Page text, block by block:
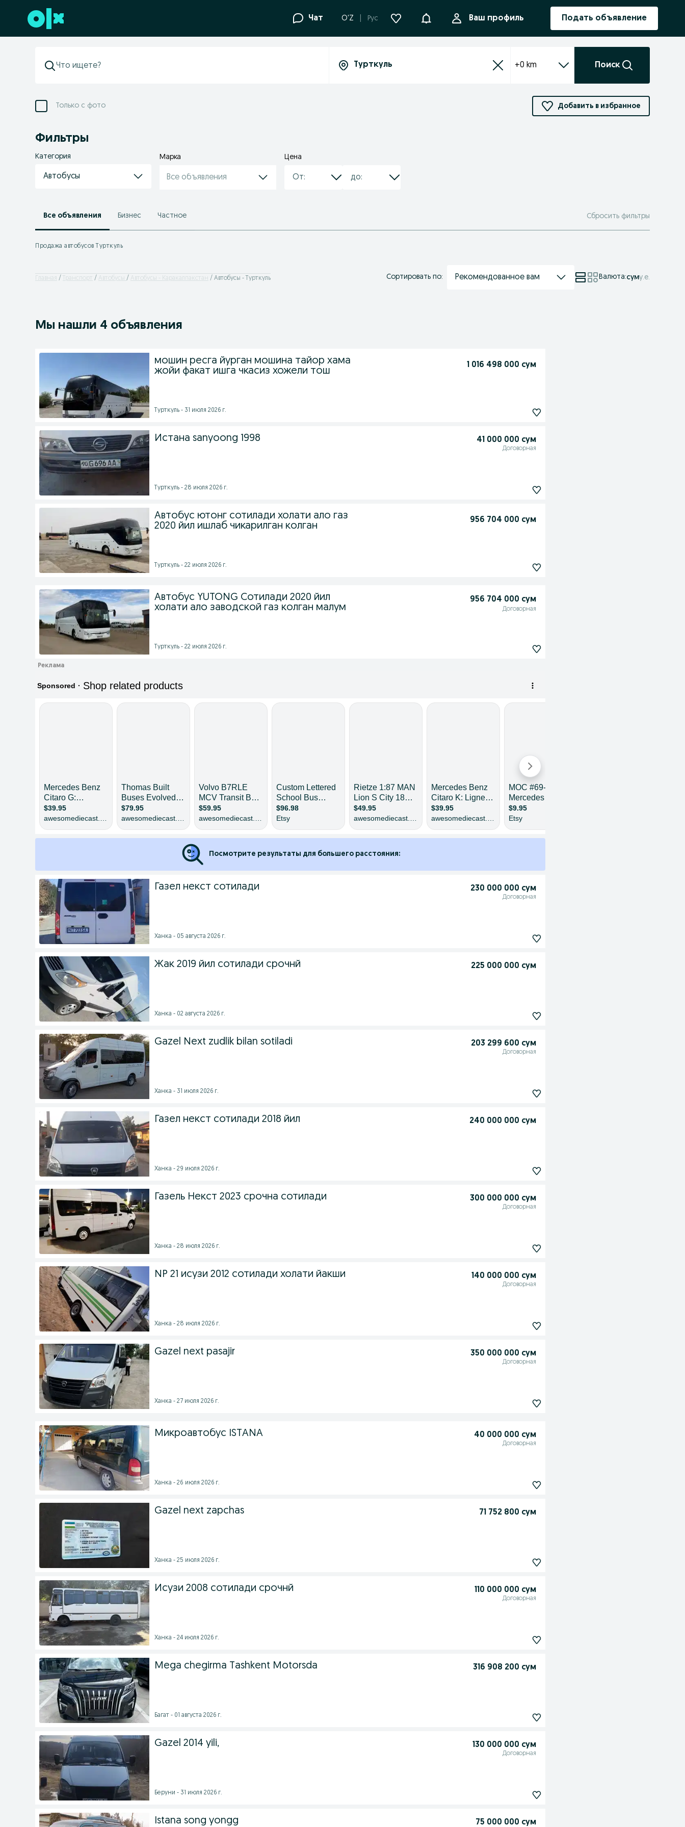
Перейти к нижнему колонтитулу Чат O'Z Рус УведомленияВаш профиль Подать объявление
+0 km Поиск
Только с фото Добавить в избранное
Фильтры
Категория
Автобусы
Марка
Все объявления
Цена
Все объявления Бизнес Частное Сбросить фильтры
Продажа автобусов Турткуль
Главная Транспорт Автобусы Автобусы - Каракалпакстан Автобусы - Турткуль Сортировать по: Рекомендованное вам Валюта:суму.е.
Мы нашли 4 объявления
мошин ресга йурган мошина тайор хама
жойи факат ишга чкасиз хожели тош
1 016 498 000 сум
Турткуль - 31 июля 2026 г.
Истана sanyoong 1998 41 000 000 сум
Договорная
Турткуль - 28 июля 2026 г.
Автобус ютонг сотилади холати ало газ
2020 йил ишлаб чикарилган колган
956 704 000 сум
Турткуль - 22 июля 2026 г.
Автобус YUTONG Сотилади 2020 йил
холати ало заводской газ колган малум
956 704 000 сум
Договорная
Турткуль - 22 июля 2026 г.
Посмотрите результаты для большего расстояния:
Газел некст сотилади 230 000 000 сум
Договорная
Ханка - 05 августа 2026 г.
Жак 2019 йил сотилади срочнй 225 000 000 сум
Ханка - 02 августа 2026 г.
Gazel Next zudlik bilan sotiladi 203 299 600 сум
Договорная
Ханка - 31 июля 2026 г.
Газел некст сотилади 2018 йил 240 000 000 сум
Ханка - 29 июля 2026 г.
Газель Некст 2023 срочна сотилади 300 000 000 сум
Договорная
Ханка - 28 июля 2026 г.
NP 21 исузи 2012 сотилади холати йакши 140 000 000 сум
Договорная
Ханка - 28 июля 2026 г.
Gazel next pasajir 350 000 000 сум
Договорная
Ханка - 27 июля 2026 г.
Микроавтобус ISTANA 40 000 000 сум
Договорная
Ханка - 26 июля 2026 г.
Gazel next zapchas 71 752 800 сум
Ханка - 25 июля 2026 г.
Исузи 2008 сотилади срочнй 110 000 000 сум
Договорная
Ханка - 24 июля 2026 г.
Mega chegirma Tashkent Motorsda 316 908 200 сум
Багат - 01 августа 2026 г.
Gazel 2014 yili, 130 000 000 сум
Договорная
Беруни - 31 июля 2026 г.
Istana song yongg 75 000 000 сум